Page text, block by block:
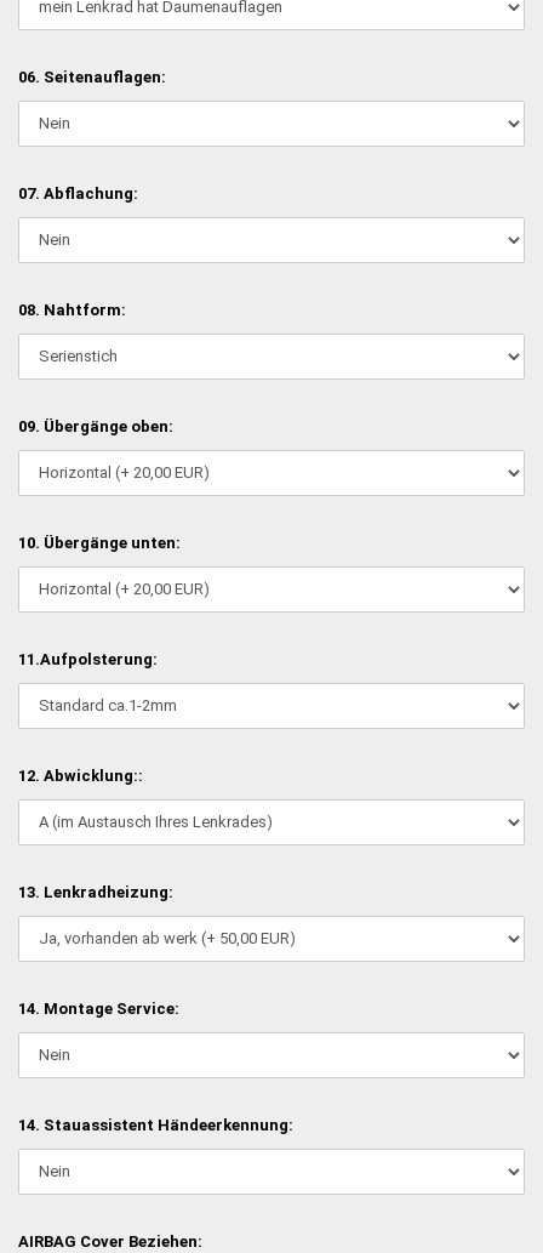
06. Seitenauflagen:
07. Abflachung:
08. Nahtform:
09. Übergänge oben:
10. Übergänge unten:
11.Aufpolsterung:
12. Abwicklung::
13. Lenkradheizung:
14. Montage Service:
14. Stauassistent Händeerkennung:
AIRBAG Cover Beziehen: